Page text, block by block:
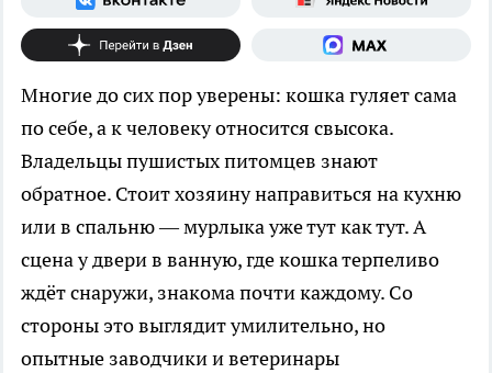
Многие до сих пор уверены: кошка гуляет сама
по себе, а к человеку относится свысока.
Владельцы пушистых питомцев знают
обратное. Стоит хозяину направиться на кухню
или в спальню — мурлыка уже тут как тут. А
сцена у двери в ванную, где кошка терпеливо
ждёт снаружи, знакома почти каждому. Со
стороны это выглядит умилительно, но
опытные заводчики и ветеринары